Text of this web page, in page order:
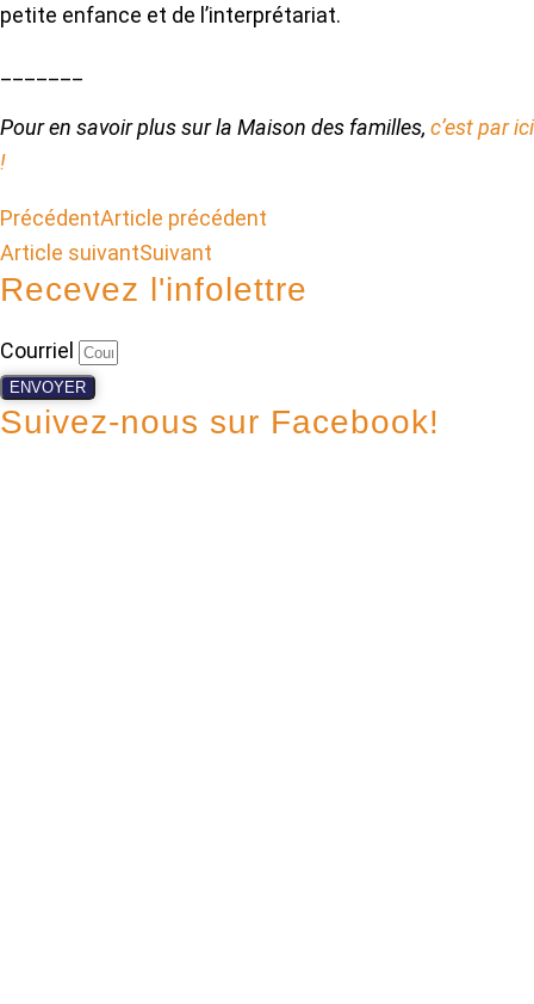
petite enfance et de l’interprétariat.
Pour en savoir plus sur la Maison des familles, c’est par ici
!
PrécédentArticle précédent
Article suivantSuivant
Recevez l'infolettre
Courriel
ENVOYER
Suivez-nous sur Facebook!